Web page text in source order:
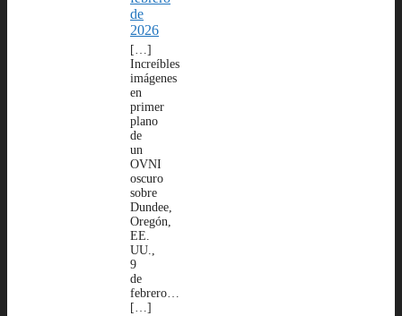
de
2026
[…]
Increíbles
imágenes
en
primer
plano
de
un
OVNI
oscuro
sobre
Dundee,
Oregón,
EE.
UU.,
9
de
febrero…
[…]